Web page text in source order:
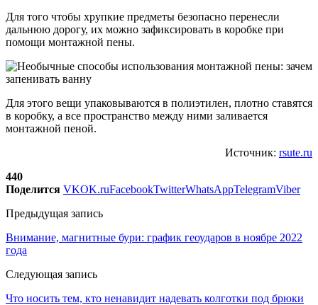
Для того чтобы хрупкие предметы безопасно перенесли
дальнюю дорогу, их можно зафиксировать в коробке при
помощи монтажной пены.
Для этого вещи упаковываются в полиэтилен, плотно ставятся
в коробку, а все пространство между ними заливается
монтажной пеной.
Источник: rsute.ru
440
Поделится VKOK.ruFacebookTwitterWhatsAppTelegramViber
Предыдущая запись
Внимание, магнитные бури: график геоударов в ноябре 2022
года
Следующая запись
Что носить тем, кто ненавидит надевать колготки под брюки